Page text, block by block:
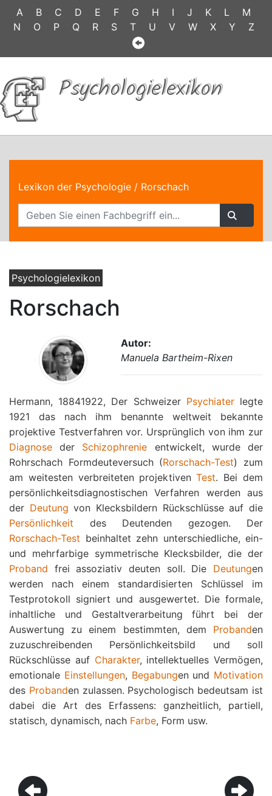
A B C D E F G H I J K L
M
N
O P Q R S T U V W X Y Z
Psychologielexikon
Lexikon der Psychologie / Rorschach
Psychologielexikon
Rorschach
Autor:
Manuela Bartheim-Rixen
Hermann, 18841922, Der Schweizer Psychiaterlegte
1921 das nach ihm benannte weltweit bekannte
projektive Testverfahren vor. Ursprünglich von ihm zur
Diagnose der Schizophrenie entwickelt, wurde der
Rohrschach Formdeuteversuch (Rorschach-Test) zum
am weitesten verbreiteten projektivenTest. Bei dem
persönlichkeitsdiagnostischen Verfahren werden aus
der Deutung von Klecksbildern Rückschlüsse auf die
Persönlichkeit des Deutenden gezogen. Der
Rorschach-Test beinhaltet zehn unterschiedliche, ein-
und mehrfarbige symmetrische Klecksbilder, die der
Proband frei assoziativ deuten soll. Die Deutungen
werden nach einem standardisierten Schlüssel im
Testprotokoll signiert und ausgewertet. Die formale,
inhaltliche und Gestaltverarbeitung führt bei der
Auswertung zu einem bestimmten, dem Probanden
zuzuschreibenden Persönlichkeitsbild und soll
Rückschlüsse auf Charakter, intellektuelles Vermögen,
emotionale Einstellungen, Begabungen und Motivation
des Probanden zulassen. Psychologisch bedeutsam ist
dabei die Art des Erfassens: ganzheitlich, partiell,
statisch, dynamisch, nach Farbe, Form usw.